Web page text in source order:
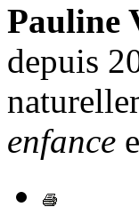
Pauline
depuis
enfance